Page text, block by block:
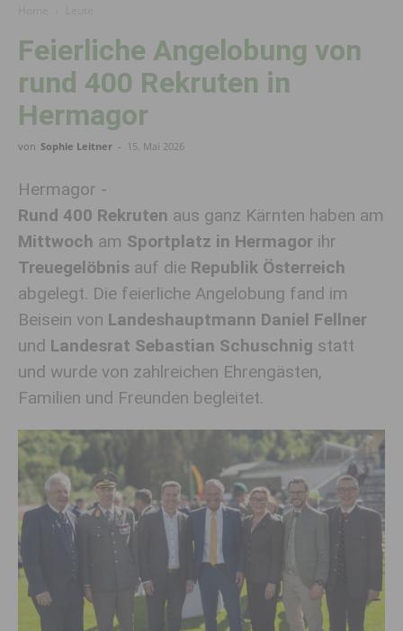
Feierliche Angelobung von
rund 400 Rekruten in
Hermagor
von Sophie Leitner - 15. Mai 2026
Hermagor -
Rund 400 Rekruten aus ganz Kärnten haben am
Mittwoch am Sportplatz in Hermagor ihr
Treuegelöbnis auf die Republik Österreich
abgelegt. Die feierliche Angelobung fand im
Beisein von Landeshauptmann Daniel Fellner
und Landesrat Sebastian Schuschnig statt
und wurde von zahlreichen Ehrengästen,
Familien und Freunden begleitet.